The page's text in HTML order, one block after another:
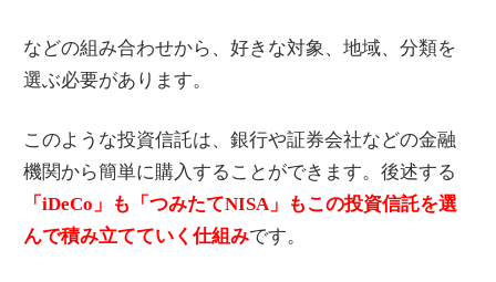
などの組み合わせから、好きな対象、地域、分類を
選ぶ必要があります。
このような投資信託は、銀行や証券会社などの金融
機関から簡単に購入することができます。後述する
「iDeCo」も「つみたてNISA」もこの投資信託を選
んで積み立てていく仕組みです。